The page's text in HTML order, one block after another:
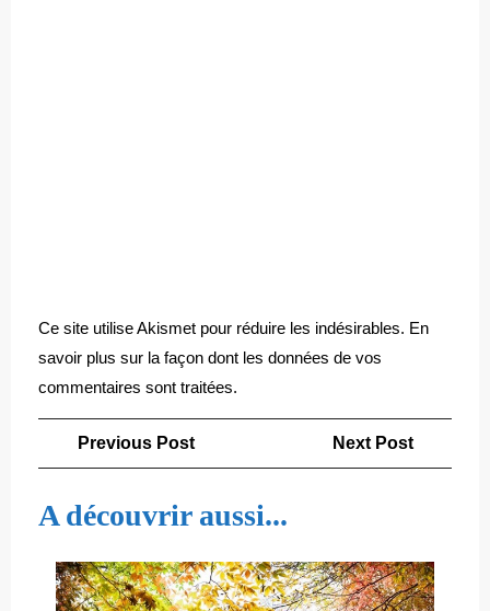
Ce site utilise Akismet pour réduire les indésirables. En
savoir plus sur la façon dont les données de vos
commentaires sont traitées.
Navigation
de
l’article
Previous PostPrevious
Next Post
A découvrir aussi...